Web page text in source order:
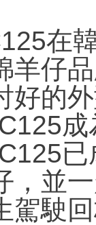
在
羊仔
好的
，並
駕駛